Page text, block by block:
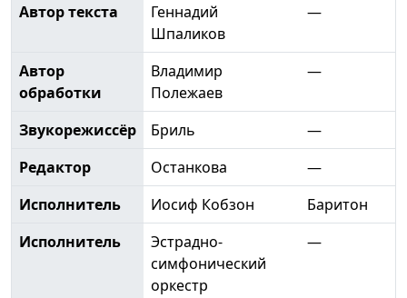
Автор текста
Геннадий
Шпаликов
—
Автор
обработки
Владимир
Полежаев
—
Звукорежиссёр Бриль
—
Редактор
Останкова
—
Исполнитель
Иосиф Кобзон
Баритон
Исполнитель
Эстрадно-
симфонический
оркестр
—